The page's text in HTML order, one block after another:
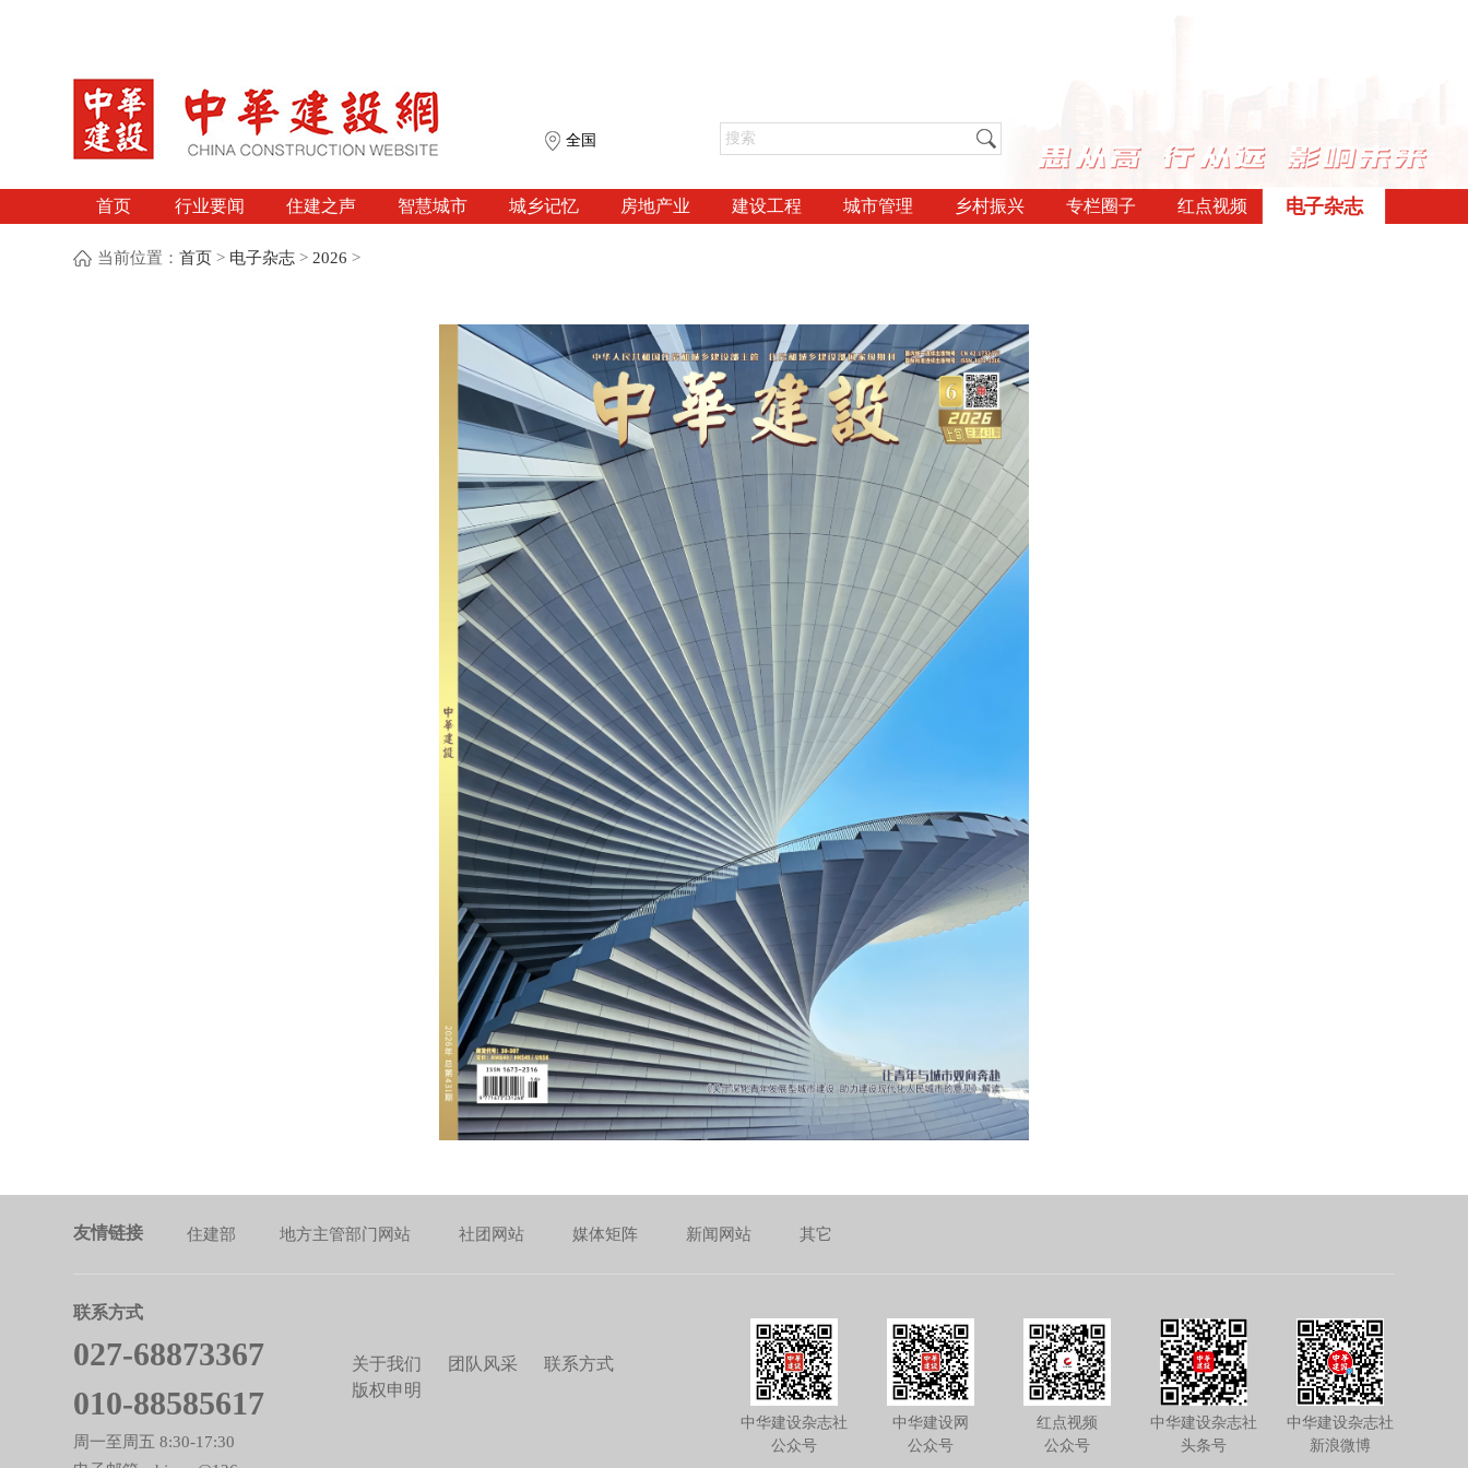
全国
首页 行业要闻 住建之声 智慧城市 城乡记忆 房地产业 建设工程 城市管理 乡村振兴 专栏圈子 红点视频 电子杂志
当前位置：首页 > 电子杂志 > 2026 >
友情链接 住建部 地方主管部门网站 社团网站 媒体矩阵 新闻网站 其它
联系方式
027-68873367
010-88585617
周一至周五 8:30-17:30
关于我们 团队风采
联系方式
版权申明
中华建设杂志社
公众号
中华建设网
公众号
红点视频
公众号
中华建设杂志社
头条号
中华建设杂志社
新浪微博